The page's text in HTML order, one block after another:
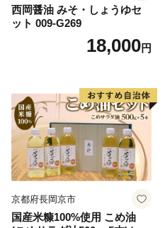
西岡醤油 みそ・しょうゆセ
ット 009-G269
18,000円
京都府長岡京市
国産米糠100%使用 こめ油